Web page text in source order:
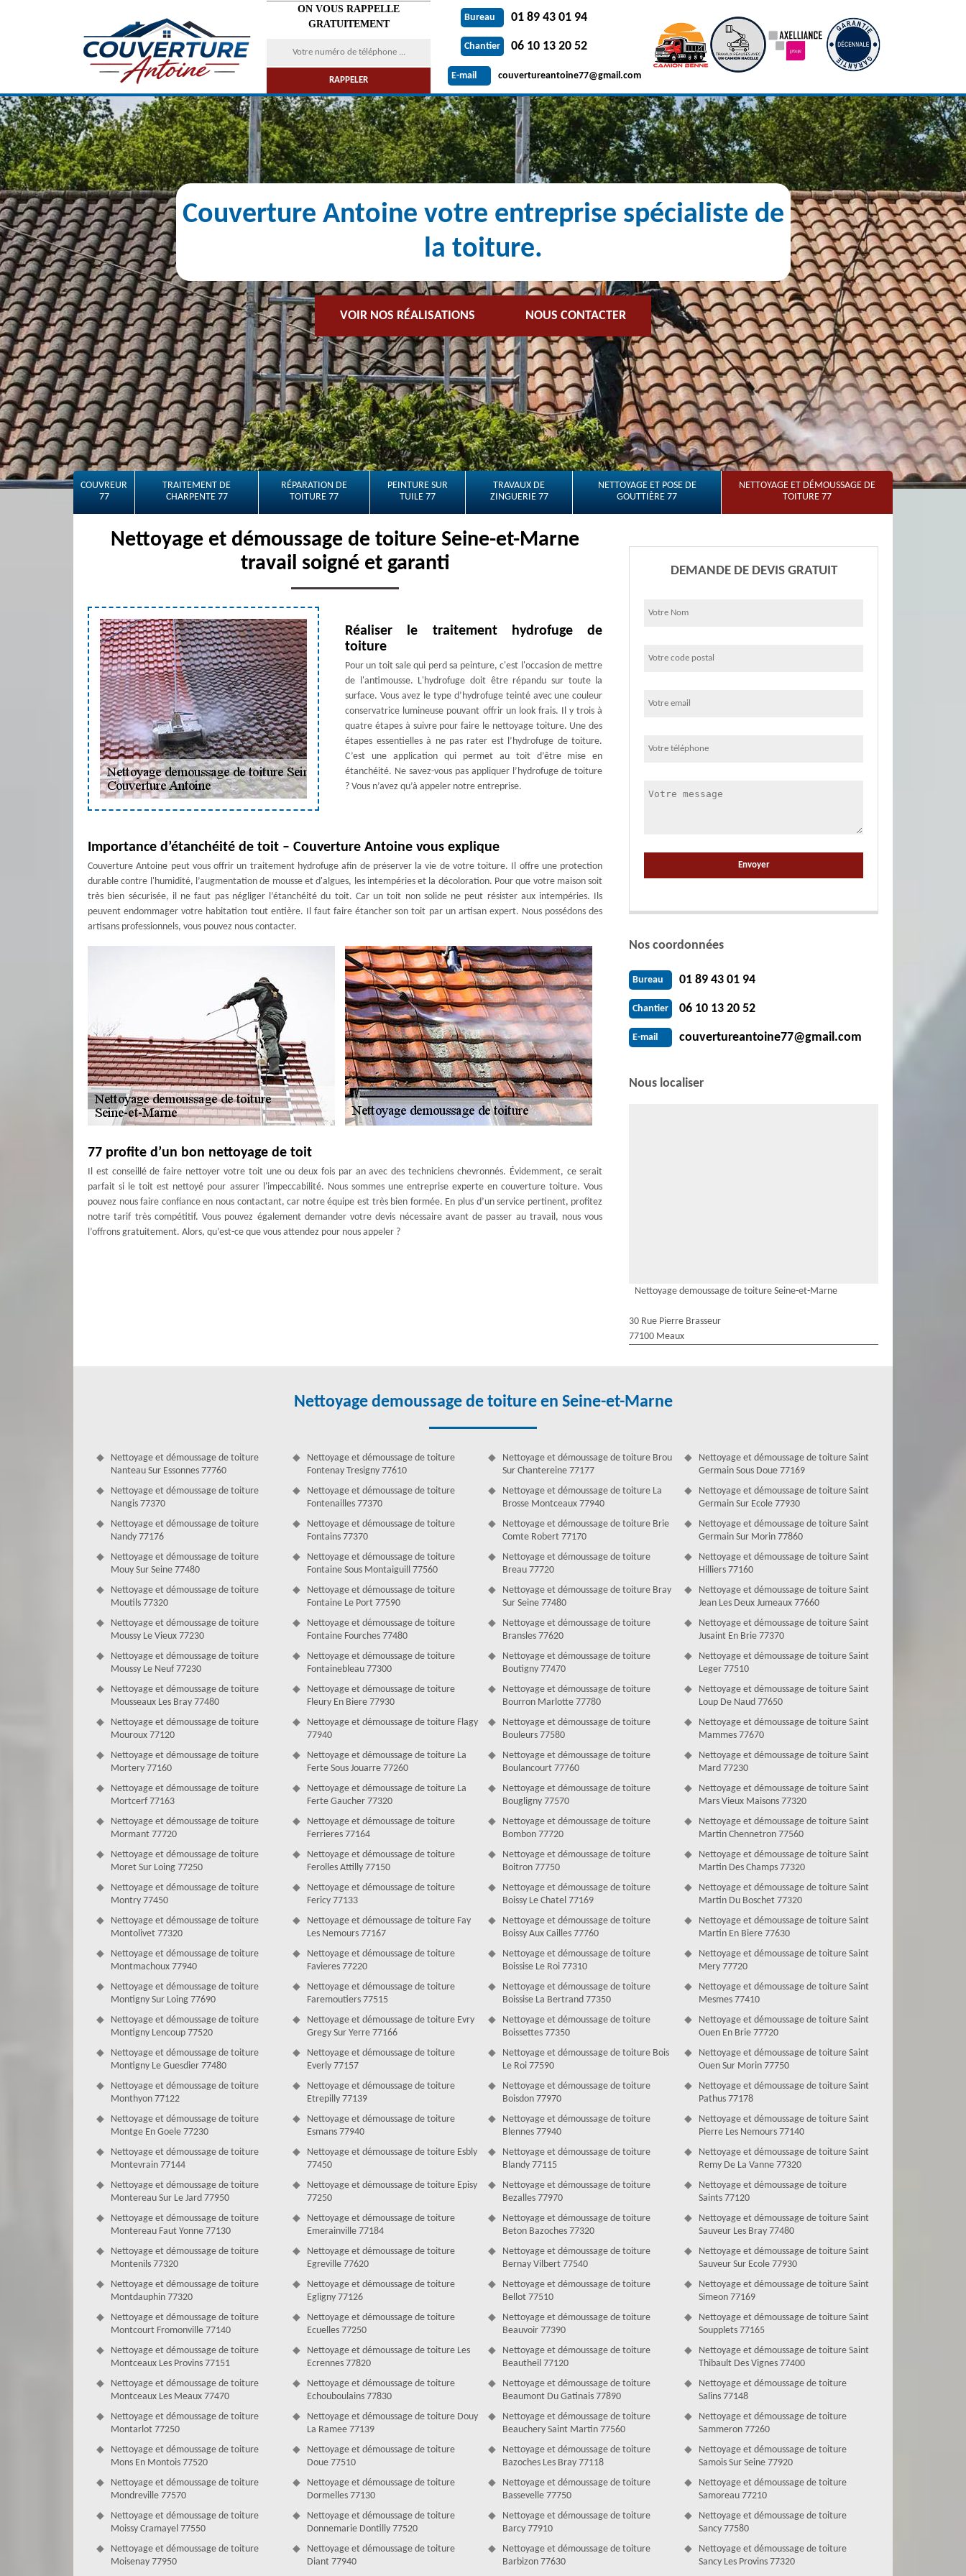
ON VOUS RAPPELLE
GRATUITEMENT
Bureau 01 89 43 01 94
Chantier 06 10 13 20 52
E-mail couvertureantoine77@gmail.com
Couverture Antoine votre entreprise spécialiste de
la toiture.
VOIR NOS RÉALISATIONS NOUS CONTACTER
COUVREUR
77
TRAITEMENT DE
CHARPENTE 77
RÉPARATION DE
TOITURE 77
PEINTURE SUR
TUILE 77
TRAVAUX DE
ZINGUERIE 77
NETTOYAGE ET POSE DE
GOUTTIÈRE 77
NETTOYAGE ET DÉMOUSSAGE DE
TOITURE 77
Nettoyage et démoussage de toiture Seine-et-Marne
travail soigné et garanti
Réaliser le traitement hydrofuge de
toiture
Pour un toit sale qui perd sa peinture, c'est l'occasion de mettre
de l'antimousse. L'hydrofuge doit être répandu sur toute la
surface. Vous avez le type d’hydrofuge teinté avec une couleur
conservatrice lumineuse pouvant offrir un look frais. Il y trois à
quatre étapes à suivre pour faire le nettoyage toiture. Une des
étapes essentielles à ne pas rater est l’hydrofuge de toiture.
C’est une application qui permet au toit d’être mise en
étanchéité. Ne savez-vous pas appliquer l’hydrofuge de toiture
? Vous n’avez qu’à appeler notre entreprise.
Importance d’étanchéité de toit – Couverture Antoine vous explique
Couverture Antoine peut vous offrir un traitement hydrofuge afin de préserver la vie de votre toiture. Il offre une protection
durable contre l'humidité, l’augmentation de mousse et d'algues, les intempéries et la décoloration. Pour que votre maison soit
très bien sécurisée, il ne faut pas négliger l’étanchéité du toit. Car un toit non solide ne peut résister aux intempéries. Ils
peuvent endommager votre habitation tout entière. Il faut faire étancher son toit par un artisan expert. Nous possédons des
artisans professionnels, vous pouvez nous contacter.
77 profite d’un bon nettoyage de toit
Il est conseillé de faire nettoyer votre toit une ou deux fois par an avec des techniciens chevronnés. Évidemment, ce serait
parfait si le toit est nettoyé pour assurer l'impeccabilité. Nous sommes une entreprise experte en couverture toiture. Vous
pouvez nous faire confiance en nous contactant, car notre équipe est très bien formée. En plus d’un service pertinent, profitez
notre tarif très compétitif. Vous pouvez également demander votre devis nécessaire avant de passer au travail, nous vous
l’offrons gratuitement. Alors, qu’est-ce que vous attendez pour nous appeler ?
L’étanchéité du toit est importante
Un démoussage doit être réalisé par des pros pour garantir le bon état de votre toiture. Au cours de l'intervention, nous
regardons l'état de votre toit avant d’établir un devis détaillé des analyses réalisées. Et finalement, nous donnerons l’étanchéité
du toit, étancher sa matière et surtout pour le protéger contre l’infiltration d’eau et des changements climatiques. Notre
Le démoussage de tuile de Couverture Antoine dans le 77
Le démoussage est indispensable pour échapper aux dommages irréparables. Bon pour les tuiles, le démoussage revivifiera
votre toiture. Bien qu'il soit défiant de le faire vous-même, bénéficiez de notre service pour faire la tâche. Le demoussage de
tuile est nécessaire pour garder sa qualité et sa durée de vie. Celui-ci aide à cette dernière d’être sécurisée par les agents
atmosphériques qui peuvent se produire et se reproduire tout au long de l’année. Notre entreprise est spécialisée pour ce
domaine, vous pouvez nous faire confiance.
Votre toit est l'une des parties les plus précieuses de votre habitation et nécessite un entretien. Plusieurs personnes ne savent
votre service pour une intervention pour nettoyer votre toit. Pour obtenir un bon demoussage toiture, il faut de l’antimousse.
évidemment l’appliquer sur votre toit.
Prendre soin de la toiture ? – 77
Le toit-terrasse requiert un entretien régulier, car il est victime des différentes choses qui peuvent provoquer sa destruction. Les
chaussures qui l’écrasent tous les jours, les pluies, les intempéries extérieures peuvent affaiblir l’étanchéité de votre toit-
terrasse. Notre société peut assurer l’étanchéité de votre toit-terrasse. Mettez votre confiance à nos artisans couvreurs
professionnels. Notre méthode spéciale de nettoyage toiture à basse pression commence par l'application d'algicide. C’est pour
éliminer les algues déplaisantes. Puis une autre application sera faite pour assurer leur suppression complète.
Mettre en priorité le nettoyage toiture dans le 77
traité et entretenu d’une manière professionnelle et surtout, passé par des travaux de nettoyage et démoussage. De ce fait,
d’expérience en nettoyage et démoussage toiture, Couverture Antoine est apte et en mesure de nettoyer et démousser votre
toit à la perfection. Actif dans le Seine-et-Marne, Couverture Antoine offre le meilleur service de nettoyage et démoussage
toiture avec un prix imbattable sur le marché. Si vous habitez dans le 77, vous pouvez bénéficier de cette offre exceptionnelle.
DEMANDE DE DEVIS GRATUIT
Nos coordonnées
Bureau 01 89 43 01 94
Chantier 06 10 13 20 52
E-mail couvertureantoine77@gmail.com
Nous localiser
Nettoyage demoussage de toiture Seine-et-Marne
30 Rue Pierre Brasseur
77100 Meaux
Nettoyage demoussage de toiture en Seine-et-Marne
Nettoyage et démoussage de toiture
Nanteau Sur Essonnes 77760
Nettoyage et démoussage de toiture
Nangis 77370
Nettoyage et démoussage de toiture
Nandy 77176
Nettoyage et démoussage de toiture
Mouy Sur Seine 77480
Nettoyage et démoussage de toiture
Moutils 77320
Nettoyage et démoussage de toiture
Moussy Le Vieux 77230
Nettoyage et démoussage de toiture
Moussy Le Neuf 77230
Nettoyage et démoussage de toiture
Mousseaux Les Bray 77480
Nettoyage et démoussage de toiture
Mouroux 77120
Nettoyage et démoussage de toiture
Mortery 77160
Nettoyage et démoussage de toiture
Mortcerf 77163
Nettoyage et démoussage de toiture
Mormant 77720
Nettoyage et démoussage de toiture
Moret Sur Loing 77250
Nettoyage et démoussage de toiture
Montry 77450
Nettoyage et démoussage de toiture
Montolivet 77320
Nettoyage et démoussage de toiture
Montmachoux 77940
Nettoyage et démoussage de toiture
Montigny Sur Loing 77690
Nettoyage et démoussage de toiture
Montigny Lencoup 77520
Nettoyage et démoussage de toiture
Montigny Le Guesdier 77480
Nettoyage et démoussage de toiture
Monthyon 77122
Nettoyage et démoussage de toiture
Montge En Goele 77230
Nettoyage et démoussage de toiture
Montevrain 77144
Nettoyage et démoussage de toiture
Montereau Sur Le Jard 77950
Nettoyage et démoussage de toiture
Montereau Faut Yonne 77130
Nettoyage et démoussage de toiture
Montenils 77320
Nettoyage et démoussage de toiture
Montdauphin 77320
Nettoyage et démoussage de toiture
Montcourt Fromonville 77140
Nettoyage et démoussage de toiture
Montceaux Les Provins 77151
Nettoyage et démoussage de toiture
Montceaux Les Meaux 77470
Nettoyage et démoussage de toiture
Montarlot 77250
Nettoyage et démoussage de toiture
Mons En Montois 77520
Nettoyage et démoussage de toiture
Mondreville 77570
Nettoyage et démoussage de toiture
Moissy Cramayel 77550
Nettoyage et démoussage de toiture
Moisenay 77950
Nettoyage et démoussage de toiture
Fontenay Tresigny 77610
Nettoyage et démoussage de toiture
Fontenailles 77370
Nettoyage et démoussage de toiture
Fontains 77370
Nettoyage et démoussage de toiture
Fontaine Sous Montaiguill 77560
Nettoyage et démoussage de toiture
Fontaine Le Port 77590
Nettoyage et démoussage de toiture
Fontaine Fourches 77480
Nettoyage et démoussage de toiture
Fontainebleau 77300
Nettoyage et démoussage de toiture
Fleury En Biere 77930
Nettoyage et démoussage de toiture Flagy
77940
Nettoyage et démoussage de toiture La
Ferte Sous Jouarre 77260
Nettoyage et démoussage de toiture La
Ferte Gaucher 77320
Nettoyage et démoussage de toiture
Ferrieres 77164
Nettoyage et démoussage de toiture
Ferolles Attilly 77150
Nettoyage et démoussage de toiture
Fericy 77133
Nettoyage et démoussage de toiture Fay
Les Nemours 77167
Nettoyage et démoussage de toiture
Favieres 77220
Nettoyage et démoussage de toiture
Faremoutiers 77515
Nettoyage et démoussage de toiture Evry
Gregy Sur Yerre 77166
Nettoyage et démoussage de toiture
Everly 77157
Nettoyage et démoussage de toiture
Etrepilly 77139
Nettoyage et démoussage de toiture
Esmans 77940
Nettoyage et démoussage de toiture Esbly
77450
Nettoyage et démoussage de toiture Episy
77250
Nettoyage et démoussage de toiture
Emerainville 77184
Nettoyage et démoussage de toiture
Egreville 77620
Nettoyage et démoussage de toiture
Egligny 77126
Nettoyage et démoussage de toiture
Ecuelles 77250
Nettoyage et démoussage de toiture Les
Ecrennes 77820
Nettoyage et démoussage de toiture
Echouboulains 77830
Nettoyage et démoussage de toiture Douy
La Ramee 77139
Nettoyage et démoussage de toiture
Doue 77510
Nettoyage et démoussage de toiture
Dormelles 77130
Nettoyage et démoussage de toiture
Donnemarie Dontilly 77520
Nettoyage et démoussage de toiture
Diant 77940
Nettoyage et démoussage de toiture Brou
Sur Chantereine 77177
Nettoyage et démoussage de toiture La
Brosse Montceaux 77940
Nettoyage et démoussage de toiture Brie
Comte Robert 77170
Nettoyage et démoussage de toiture
Breau 77720
Nettoyage et démoussage de toiture Bray
Sur Seine 77480
Nettoyage et démoussage de toiture
Bransles 77620
Nettoyage et démoussage de toiture
Boutigny 77470
Nettoyage et démoussage de toiture
Bourron Marlotte 77780
Nettoyage et démoussage de toiture
Bouleurs 77580
Nettoyage et démoussage de toiture
Boulancourt 77760
Nettoyage et démoussage de toiture
Bougligny 77570
Nettoyage et démoussage de toiture
Bombon 77720
Nettoyage et démoussage de toiture
Boitron 77750
Nettoyage et démoussage de toiture
Boissy Le Chatel 77169
Nettoyage et démoussage de toiture
Boissy Aux Cailles 77760
Nettoyage et démoussage de toiture
Boissise Le Roi 77310
Nettoyage et démoussage de toiture
Boissise La Bertrand 77350
Nettoyage et démoussage de toiture
Boissettes 77350
Nettoyage et démoussage de toiture Bois
Le Roi 77590
Nettoyage et démoussage de toiture
Boisdon 77970
Nettoyage et démoussage de toiture
Blennes 77940
Nettoyage et démoussage de toiture
Blandy 77115
Nettoyage et démoussage de toiture
Bezalles 77970
Nettoyage et démoussage de toiture
Beton Bazoches 77320
Nettoyage et démoussage de toiture
Bernay Vilbert 77540
Nettoyage et démoussage de toiture
Bellot 77510
Nettoyage et démoussage de toiture
Beauvoir 77390
Nettoyage et démoussage de toiture
Beautheil 77120
Nettoyage et démoussage de toiture
Beaumont Du Gatinais 77890
Nettoyage et démoussage de toiture
Beauchery Saint Martin 77560
Nettoyage et démoussage de toiture
Bazoches Les Bray 77118
Nettoyage et démoussage de toiture
Bassevelle 77750
Nettoyage et démoussage de toiture
Barcy 77910
Nettoyage et démoussage de toiture
Barbizon 77630
Nettoyage et démoussage de toiture Saint
Germain Sous Doue 77169
Nettoyage et démoussage de toiture Saint
Germain Sur Ecole 77930
Nettoyage et démoussage de toiture Saint
Germain Sur Morin 77860
Nettoyage et démoussage de toiture Saint
Hilliers 77160
Nettoyage et démoussage de toiture Saint
Jean Les Deux Jumeaux 77660
Nettoyage et démoussage de toiture Saint
Jusaint En Brie 77370
Nettoyage et démoussage de toiture Saint
Leger 77510
Nettoyage et démoussage de toiture Saint
Loup De Naud 77650
Nettoyage et démoussage de toiture Saint
Mammes 77670
Nettoyage et démoussage de toiture Saint
Mard 77230
Nettoyage et démoussage de toiture Saint
Mars Vieux Maisons 77320
Nettoyage et démoussage de toiture Saint
Martin Chennetron 77560
Nettoyage et démoussage de toiture Saint
Martin Des Champs 77320
Nettoyage et démoussage de toiture Saint
Martin Du Boschet 77320
Nettoyage et démoussage de toiture Saint
Martin En Biere 77630
Nettoyage et démoussage de toiture Saint
Mery 77720
Nettoyage et démoussage de toiture Saint
Mesmes 77410
Nettoyage et démoussage de toiture Saint
Ouen En Brie 77720
Nettoyage et démoussage de toiture Saint
Ouen Sur Morin 77750
Nettoyage et démoussage de toiture Saint
Pathus 77178
Nettoyage et démoussage de toiture Saint
Pierre Les Nemours 77140
Nettoyage et démoussage de toiture Saint
Remy De La Vanne 77320
Nettoyage et démoussage de toiture
Saints 77120
Nettoyage et démoussage de toiture Saint
Sauveur Les Bray 77480
Nettoyage et démoussage de toiture Saint
Sauveur Sur Ecole 77930
Nettoyage et démoussage de toiture Saint
Simeon 77169
Nettoyage et démoussage de toiture Saint
Soupplets 77165
Nettoyage et démoussage de toiture Saint
Thibault Des Vignes 77400
Nettoyage et démoussage de toiture
Salins 77148
Nettoyage et démoussage de toiture
Sammeron 77260
Nettoyage et démoussage de toiture
Samois Sur Seine 77920
Nettoyage et démoussage de toiture
Samoreau 77210
Nettoyage et démoussage de toiture
Sancy 77580
Nettoyage et démoussage de toiture
Sancy Les Provins 77320